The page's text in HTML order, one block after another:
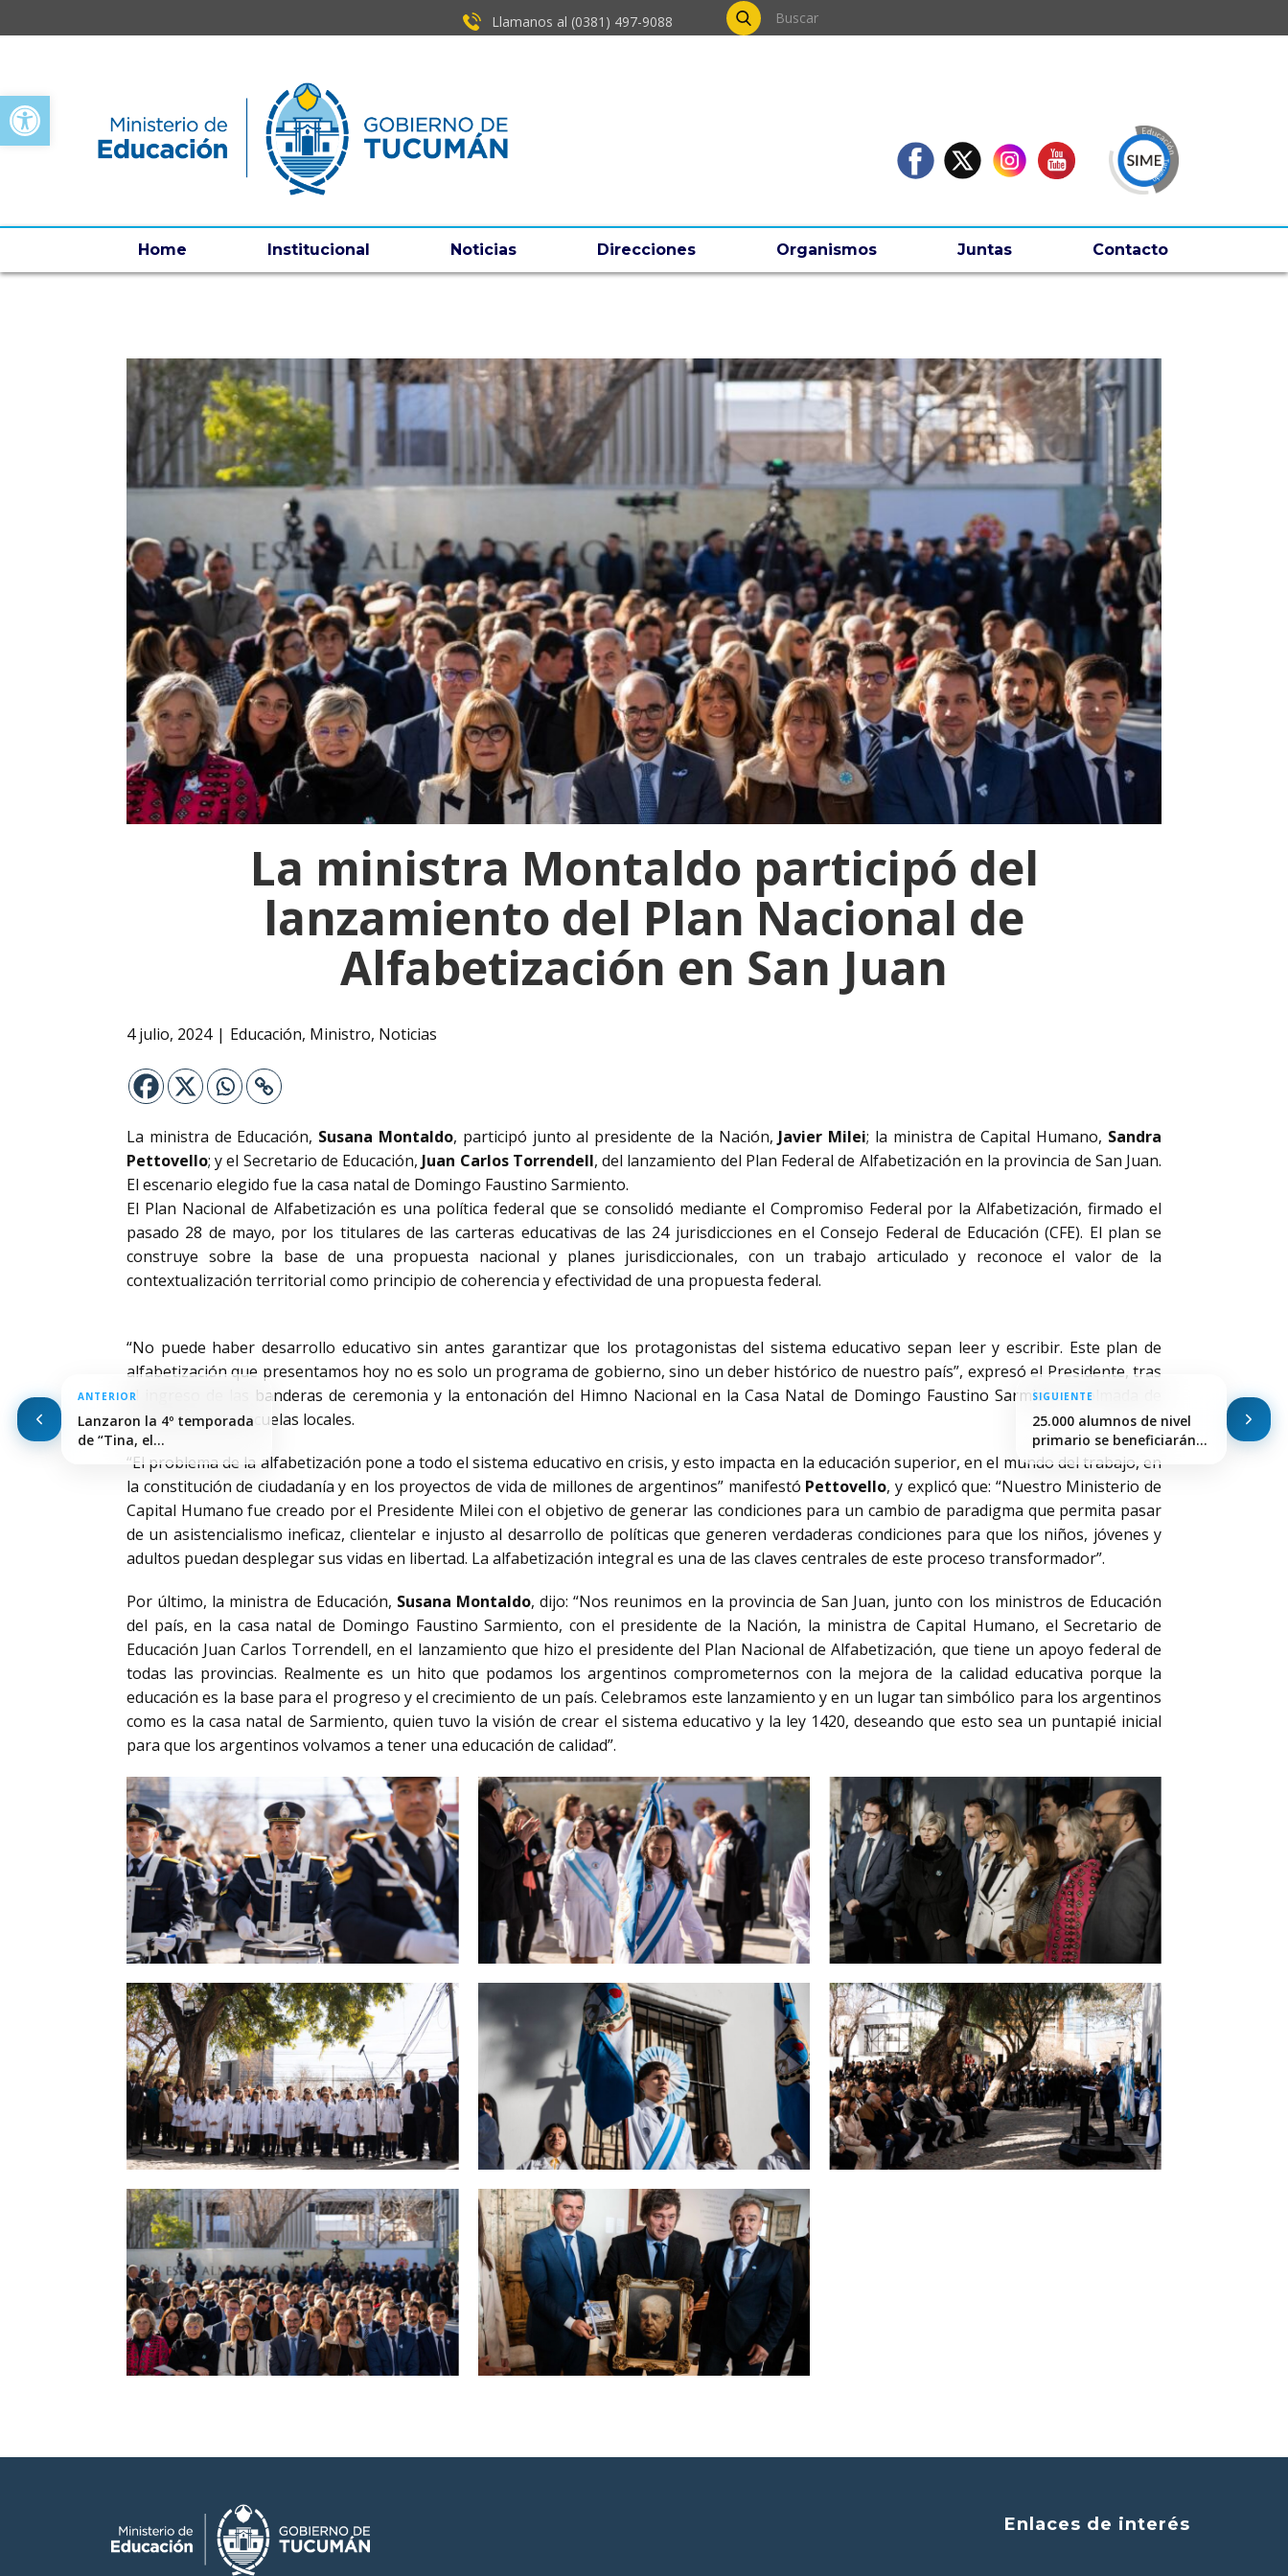
Open toolbar
Llamanos al (0381) ​497-9088
Home Institucional Noticias Direcciones Organismos Juntas Contacto
La ministra Montaldo participó del
lanzamiento del Plan Nacional de
Alfabetización en San Juan
4 julio, 2024 Educación, Ministro, Noticias
La ministra de Educación, Susana Montaldo, participó junto al presidente de la Nación, Javier Milei; la ministra de Capital Humano, Sandra
Pettovello; y el Secretario de Educación, Juan Carlos Torrendell, del lanzamiento del Plan Federal de Alfabetización en la provincia de San Juan.
El escenario elegido fue la casa natal de Domingo Faustino Sarmiento.
El Plan Nacional de Alfabetización es una política federal que se consolidó mediante el Compromiso Federal por la Alfabetización, firmado el
pasado 28 de mayo, por los titulares de las carteras educativas de las 24 jurisdicciones en el Consejo Federal de Educación (CFE). El plan se
construye sobre la base de una propuesta nacional y planes jurisdiccionales, con un trabajo articulado y reconoce el valor de la
contextualización territorial como principio de coherencia y efectividad de una propuesta federal.
“No puede haber desarrollo educativo sin antes garantizar que los protagonistas del sistema educativo sepan leer y escribir. Este plan de
alfabetización que presentamos hoy no es solo un programa de gobierno, sino un deber histórico de nuestro país”, expresó el Presidente, tras
el ingreso de las banderas de ceremonia y la entonación del Himno Nacional en la Casa Natal de Domingo Faustino Sarmiento, colmada de
alumnos de las escuelas locales.
“El problema de la alfabetización pone a todo el sistema educativo en crisis, y esto impacta en la educación superior, en el mundo del trabajo, en
la constitución de ciudadanía y en los proyectos de vida de millones de argentinos” manifestó Pettovello, y explicó que: “Nuestro Ministerio de
Capital Humano fue creado por el Presidente Milei con el objetivo de generar las condiciones para un cambio de paradigma que permita pasar
de un asistencialismo ineficaz, clientelar e injusto al desarrollo de políticas que generen verdaderas condiciones para que los niños, jóvenes y
adultos puedan desplegar sus vidas en libertad. La alfabetización integral es una de las claves centrales de este proceso transformador”.
Por último, la ministra de Educación, Susana Montaldo, dijo: “Nos reunimos en la provincia de San Juan, junto con los ministros de Educación
del país, en la casa natal de Domingo Faustino Sarmiento, con el presidente de la Nación, la ministra de Capital Humano, el Secretario de
Educación Juan Carlos Torrendell, en el lanzamiento que hizo el presidente del Plan Nacional de Alfabetización, que tiene un apoyo federal de
todas las provincias. Realmente es un hito que podamos los argentinos comprometernos con la mejora de la calidad educativa porque la
educación es la base para el progreso y el crecimiento de un país. Celebramos este lanzamiento y en un lugar tan simbólico para los argentinos
como es la casa natal de Sarmiento, quien tuvo la visión de crear el sistema educativo y la ley 1420, deseando que esto sea un puntapié inicial
para que los argentinos volvamos a tener una educación de calidad”.
Enlaces de interés
ANTERIOR
Lanzaron la 4º temporada
de “Tina, el…
SIGUIENTE
25.000 alumnos de nivel
primario se beneficiarán…